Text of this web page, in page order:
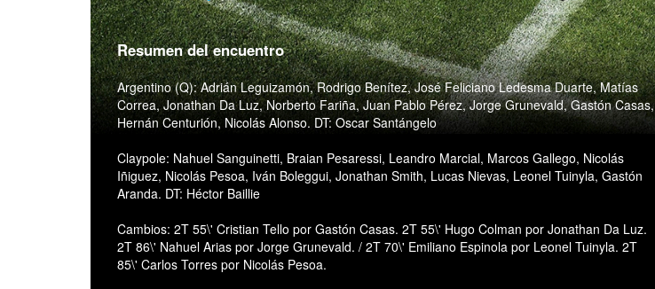
Resumen del encuentro
Argentino (Q): Adrián Leguizamón, Rodrigo Benítez, José Feliciano Ledesma Duarte, Matías
Correa, Jonathan Da Luz, Norberto Fariña, Juan Pablo Pérez, Jorge Grunevald, Gastón Casas,
Hernán Centurión, Nicolás Alonso. DT: Oscar Santángelo
Claypole: Nahuel Sanguinetti, Braian Pesaressi, Leandro Marcial, Marcos Gallego, Nicolás
Iñiguez, Nicolás Pesoa, Iván Boleggui, Jonathan Smith, Lucas Nievas, Leonel Tuinyla, Gastón
Aranda. DT: Héctor Baillie
Cambios: 2T 55\' Cristian Tello por Gastón Casas. 2T 55\' Hugo Colman por Jonathan Da Luz.
2T 86\' Nahuel Arias por Jorge Grunevald. / 2T 70\' Emiliano Espinola por Leonel Tuinyla. 2T
85\' Carlos Torres por Nicolás Pesoa.